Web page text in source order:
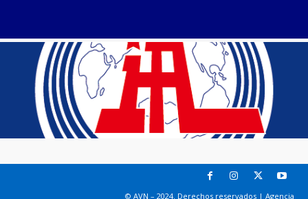
© AVN – 2024. Derechos reservados | Agencia